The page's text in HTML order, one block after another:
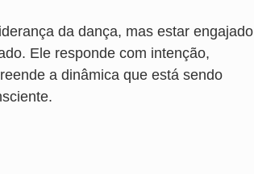
da dança, mas estar engajado
Ele responde com intenção,
a dinâmica que está sendo